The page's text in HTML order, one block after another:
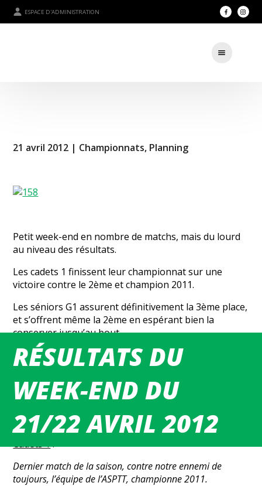
ESPACE D'ADMINISTRATION
RÉSULTATS DU
WEEK-END DU
21/22 AVRIL 2012
21 avril 2012 | Championnats, Planning
Petit week-end en nombre de matchs, mais du lourd
au niveau des résultats.
Les cadets 1 finissent leur championnat sur une
victoire contre le 2ème et champion 2011.
Les séniors G1 assurent définitivement la 3ème place,
et s’offrent même la 2ème en espérant bien la
conserver jusqu’au bout.
[mgbc_planning arg= »2012-04-21″]
Cadets 1:
Dernier match de la saison, contre notre ennemi de
toujours, l’équipe de l’ASPTT, championne 2011.